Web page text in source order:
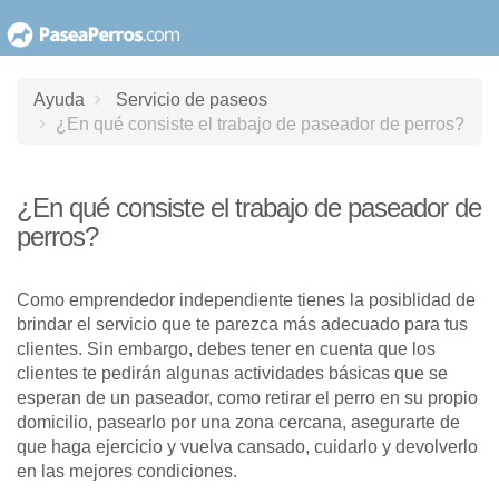
al
contenido
Ayuda
Servicio de paseos
¿En qué consiste el trabajo de paseador de perros?
¿En qué consiste el trabajo de paseador de
perros?
Como emprendedor independiente tienes la posiblidad de
brindar el servicio que te parezca más adecuado para tus
clientes. Sin embargo, debes tener en cuenta que los
clientes te pedirán algunas actividades básicas que se
esperan de un paseador, como retirar el perro en su propio
domicilio, pasearlo por una zona cercana, asegurarte de
que haga ejercicio y vuelva cansado, cuidarlo y devolverlo
en las mejores condiciones.